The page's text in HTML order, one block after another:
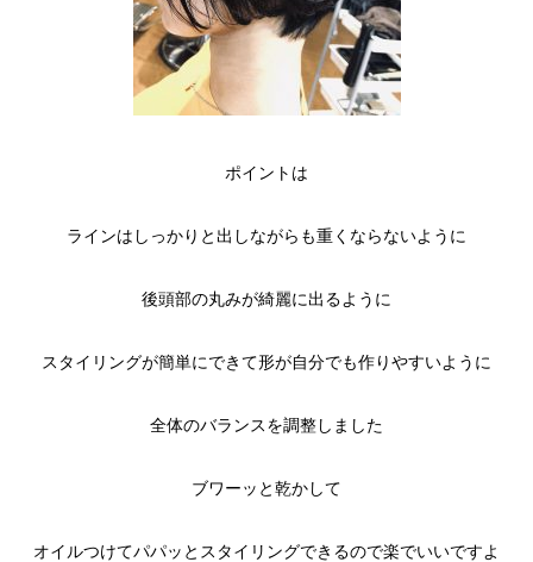
ポイントは
ラインはしっかりと出しながらも重くならないように
後頭部の丸みが綺麗に出るように
スタイリングが簡単にできて形が自分でも作りやすいように
全体のバランスを調整しました
ブワーッと乾かして
オイルつけてパパッとスタイリングできるので楽でいいですよ